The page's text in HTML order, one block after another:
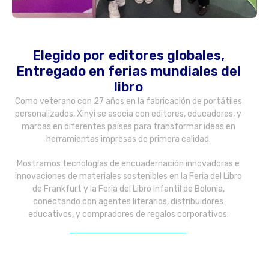
Elegido por editores globales,
Entregado en ferias mundiales del
libro
Como veterano con 27 años en la fabricación de portátiles
personalizados, Xinyi se asocia con editores, educadores, y
marcas en diferentes países para transformar ideas en
herramientas impresas de primera calidad.
Mostramos tecnologías de encuadernación innovadoras e
innovaciones de materiales sostenibles en la Feria del Libro
de Frankfurt y la Feria del Libro Infantil de Bolonia,
conectando con agentes literarios, distribuidores
educativos, y compradores de regalos corporativos.